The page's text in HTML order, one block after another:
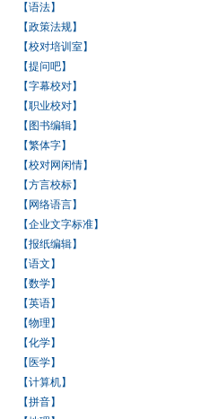
【语法】
【政策法规】
【校对培训室】
【提问吧】
【字幕校对】
【职业校对】
【图书编辑】
【繁体字】
【校对网闲情】
【方言校标】
【网络语言】
【企业文字标准】
【报纸编辑】
【语文】
【数学】
【英语】
【物理】
【化学】
【医学】
【计算机】
【拼音】